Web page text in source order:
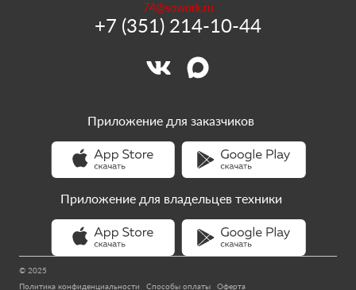
74@sowork.ru
+7 (351) 214-10-44
© 2025
Политика конфиденциальности
Способы оплаты Оферта
Приложение для заказчиков
Приложение для владельцев техники